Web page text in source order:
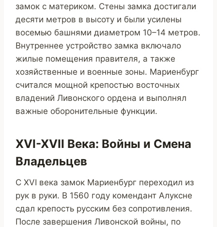
замок с материком. Стены замка достигали
десяти метров в высоту и были усилены
восемью башнями диаметром 10–14 метров.
Внутреннее устройство замка включало
жилые помещения правителя, а также
хозяйственные и военные зоны. Мариенбург
считался мощной крепостью восточных
владений Ливонского ордена и выполнял
важные оборонительные функции.
XVI-XVII Века: Войны и Смена
Владельцев
С XVI века замок Мариенбург переходил из
рук в руки. В 1560 году комендант Алуксне
сдал крепость русским без сопротивления.
После завершения Ливонской войны, по